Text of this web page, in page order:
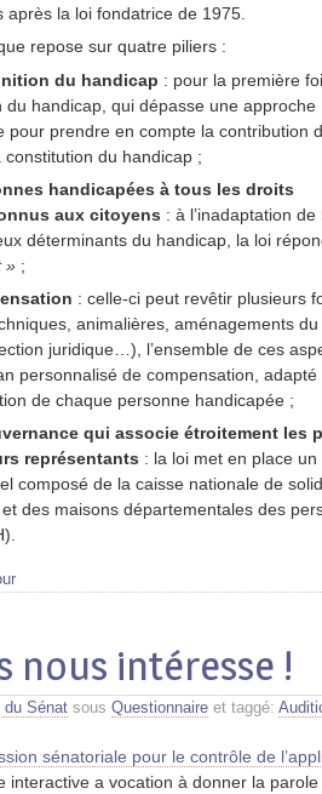
après la loi fondatrice de 1975.
repose sur quatre piliers :
du handicap : pour la première
du handicap, qui dépasse une approche
pour prendre en compte la contribution
constitution du handicap ;
handicapées à tous les droits
aux citoyens : à l’inadaptation
déterminants du handicap, la loi
» ;
: celle-ci peut revêtir plusieurs
animalières, aménagements
juridique…), l’ensemble de ces
personnalisé de compensation, adapté
de chaque personne handicapée ;
qui associe étroitement les
représentants : la loi met en place
composé de la caisse nationale de
et des maisons départementales des
nous intéresse !
du Sénat sous Questionnaire et taggé:
sénatoriale pour le contrôle de
interactive a vocation à donner la parole